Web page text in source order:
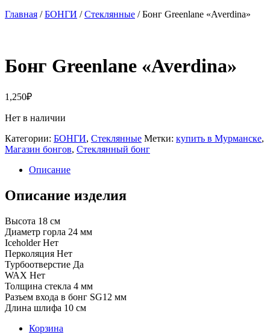
Главная /БОНГИ /Стеклянные / Бонг Greenlane «Averdina»
Бонг Greenlane «Averdina»
1,250₽
Нет в наличии
Категории: БОНГИ, Стеклянные Метки: купить в Мурманске,
Магазин бонгов, Стеклянный бонг
Описание
Описание изделия
Высота 18 см
Диаметр горла 24 мм
Iceholder Нет
Перколяция Нет
Турбоотверстие Да
WAX Нет
Толщина стекла 4 мм
Разъем входа в бонг SG12 мм
Длина шлифа 10 см
Корзина